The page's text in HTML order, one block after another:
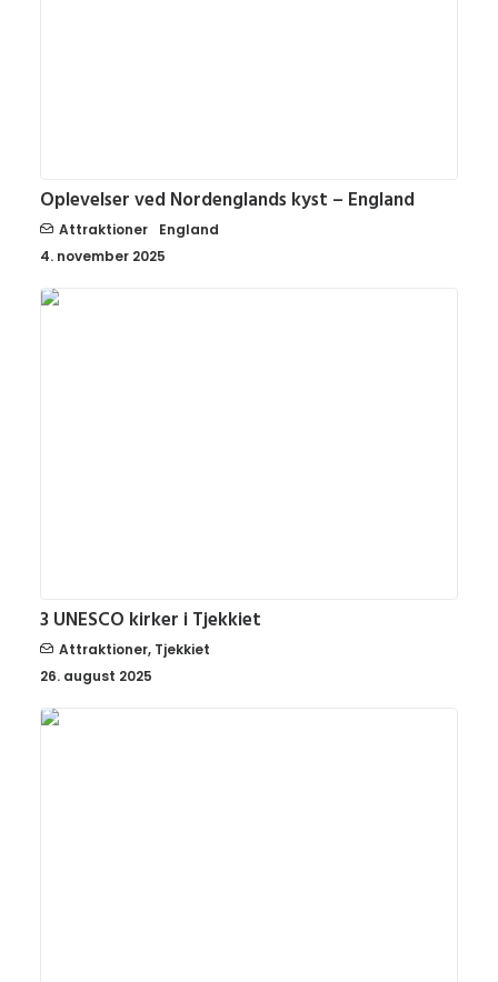
Oplevelser ved Nordenglands kyst – England
Attraktioner
England
4. november 2025
3 UNESCO kirker i Tjekkiet
Attraktioner, Tjekkiet
26. august 2025